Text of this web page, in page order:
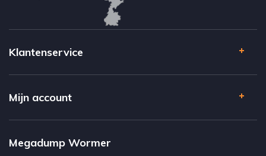
Klantenservice
Mijn account
Megadump Wormer